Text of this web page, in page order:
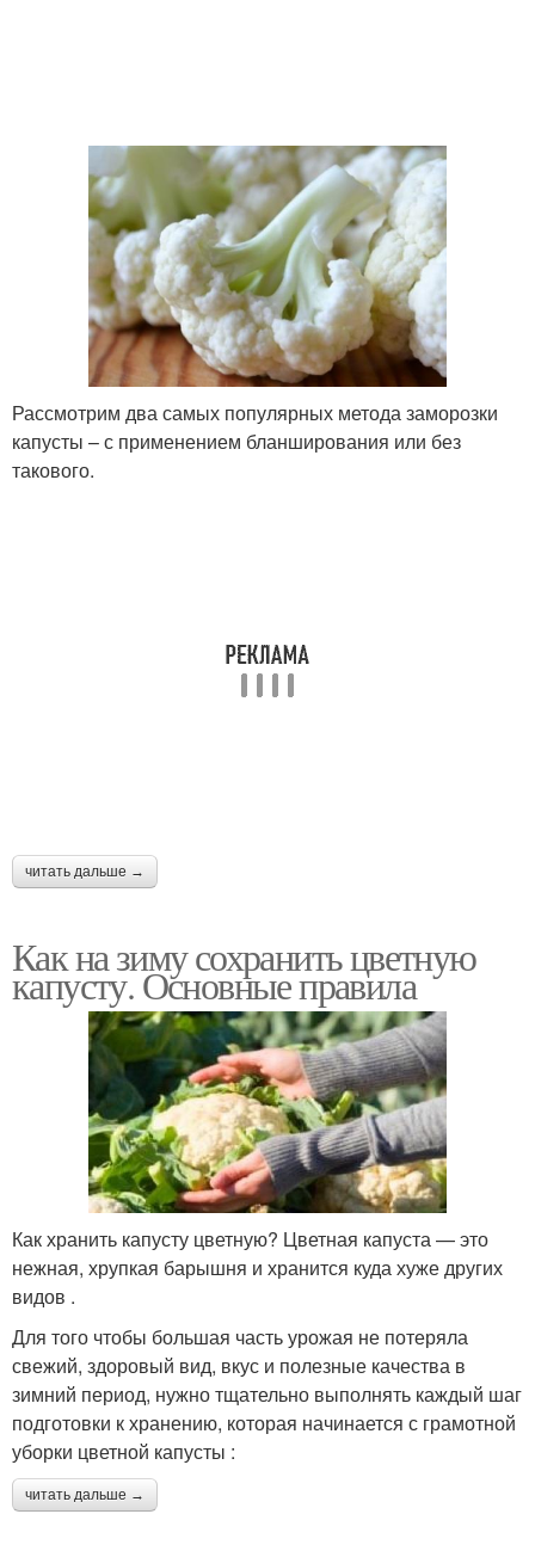
Рассмотрим два самых популярных метода заморозки
капусты – с применением бланширования или без
такового.
читать дальше →
Как на зиму сохранить цветную
капусту. Основные правила
Как хранить капусту цветную? Цветная капуста — это
нежная, хрупкая барышня и хранится куда хуже других
видов .
Для того чтобы большая часть урожая не потеряла
свежий, здоровый вид, вкус и полезные качества в
зимний период, нужно тщательно выполнять каждый шаг
подготовки к хранению, которая начинается с грамотной
уборки цветной капусты :
читать дальше →